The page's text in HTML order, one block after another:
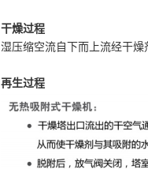
干燥过程
湿压缩空流自下而上流经干燥
再生过程